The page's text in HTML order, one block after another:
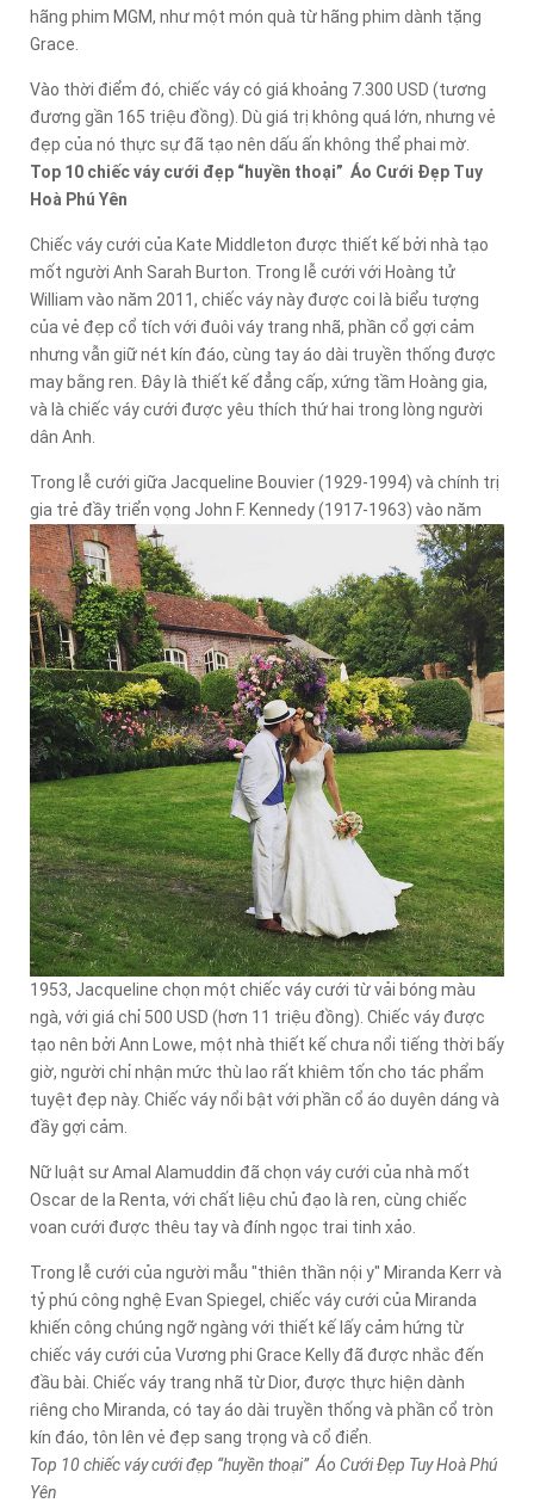
hãng phim MGM, như một món quà từ hãng phim dành tặng
Grace.
Vào thời điểm đó, chiếc váy có giá khoảng 7.300 USD (tương
đương gần 165 triệu đồng). Dù giá trị không quá lớn, nhưng vẻ
đẹp của nó thực sự đã tạo nên dấu ấn không thể phai mờ.
Top 10 chiếc váy cưới đẹp “huyền thoại” Áo Cưới Đẹp Tuy
Hoà Phú Yên
Chiếc váy cưới của Kate Middleton được thiết kế bởi nhà tạo
mốt người Anh Sarah Burton. Trong lễ cưới với Hoàng tử
William vào năm 2011, chiếc váy này được coi là biểu tượng
của vẻ đẹp cổ tích với đuôi váy trang nhã, phần cổ gợi cảm
nhưng vẫn giữ nét kín đáo, cùng tay áo dài truyền thống được
may bằng ren. Đây là thiết kế đẳng cấp, xứng tầm Hoàng gia,
và là chiếc váy cưới được yêu thích thứ hai trong lòng người
dân Anh.
Trong lễ cưới giữa Jacqueline Bouvier (1929-1994) và chính trị
gia trẻ đầy triển vọng John F. Kennedy (1917-1963) vào năm
1953, Jacqueline chọn một chiếc váy cưới từ vải bóng màu
ngà, với giá chỉ 500 USD (hơn 11 triệu đồng). Chiếc váy được
tạo nên bởi Ann Lowe, một nhà thiết kế chưa nổi tiếng thời bấy
giờ, người chỉ nhận mức thù lao rất khiêm tốn cho tác phẩm
tuyệt đẹp này. Chiếc váy nổi bật với phần cổ áo duyên dáng và
đầy gợi cảm.
Nữ luật sư Amal Alamuddin đã chọn váy cưới của nhà mốt
Oscar de la Renta, với chất liệu chủ đạo là ren, cùng chiếc
voan cưới được thêu tay và đính ngọc trai tinh xảo.
Trong lễ cưới của người mẫu "thiên thần nội y" Miranda Kerr và
tỷ phú công nghệ Evan Spiegel, chiếc váy cưới của Miranda
khiến công chúng ngỡ ngàng với thiết kế lấy cảm hứng từ
chiếc váy cưới của Vương phi Grace Kelly đã được nhắc đến
đầu bài. Chiếc váy trang nhã từ Dior, được thực hiện dành
riêng cho Miranda, có tay áo dài truyền thống và phần cổ tròn
kín đáo, tôn lên vẻ đẹp sang trọng và cổ điển.
Top 10 chiếc váy cưới đẹp “huyền thoại” Áo Cưới Đẹp Tuy Hoà Phú
Yên